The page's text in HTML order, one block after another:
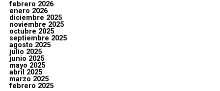
febrero 2026
enero 2026
diciembre 2025
noviembre 2025
octubre 2025
septiembre 2025
agosto 2025
julio 2025
junio 2025
mayo 2025
abril 2025
marzo 2025
febrero 2025